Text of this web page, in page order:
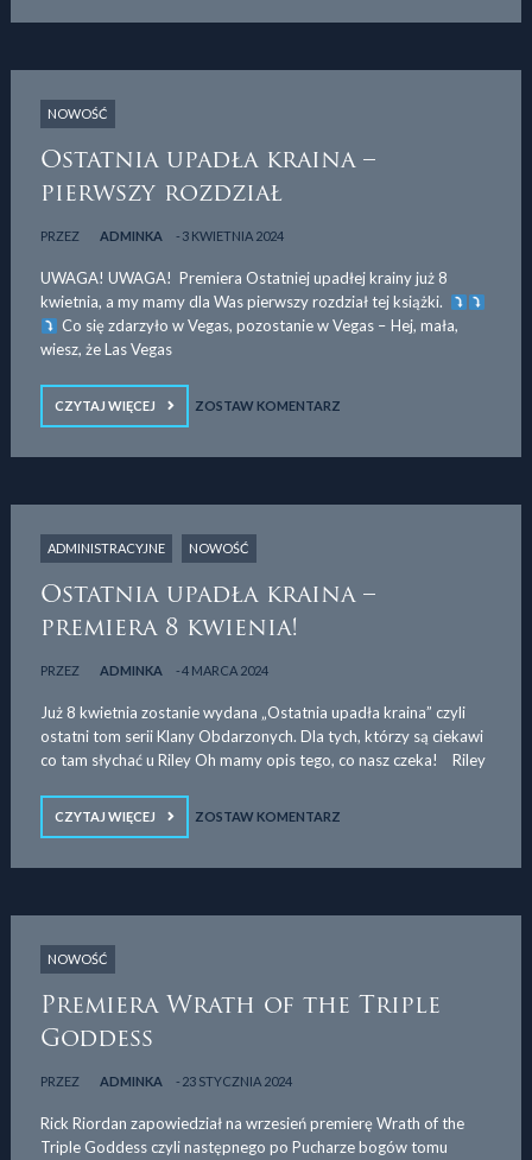
NOWOŚĆ
Ostatnia upadła kraina –
pierwszy rozdział
PRZEZ ADMINKA 3 KWIETNIA 2024
UWAGA! UWAGA! Premiera Ostatniej upadłej krainy już 8
kwietnia, a my mamy dla Was pierwszy rozdział tej książki.
Co się zdarzyło w Vegas, pozostanie w Vegas – Hej, mała,
wiesz, że Las Vegas
CZYTAJ WIĘCEJ ZOSTAW KOMENTARZ
ADMINISTRACYJNE NOWOŚĆ
Ostatnia upadła kraina –
premiera 8 kwienia!
PRZEZ ADMINKA 4 MARCA 2024
Już 8 kwietnia zostanie wydana „Ostatnia upadła kraina” czyli
ostatni tom serii Klany Obdarzonych. Dla tych, którzy są ciekawi
co tam słychać u Riley Oh mamy opis tego, co nasz czeka! Riley
CZYTAJ WIĘCEJ ZOSTAW KOMENTARZ
NOWOŚĆ
Premiera Wrath of the Triple
Goddess
PRZEZ ADMINKA 23 STYCZNIA 2024
Rick Riordan zapowiedział na wrzesień premierę Wrath of the
Triple Goddess czyli następnego po Pucharze bogów tomu